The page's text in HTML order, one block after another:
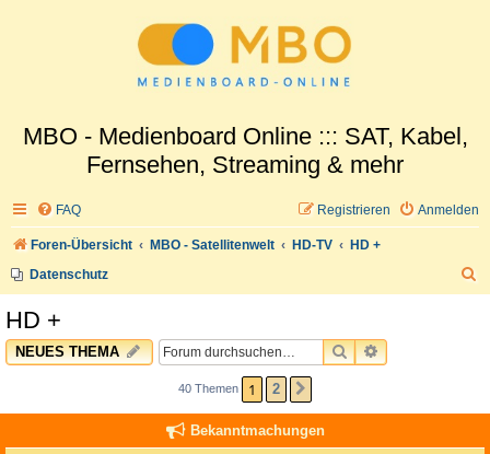
MBO - Medienboard Online ::: SAT, Kabel,
Fernsehen, Streaming & mehr
FAQ Anmelden
Registrieren
Foren-Übersicht MBO - Satellitenwelt HD-TV
HD +
Datenschutz
HD +
NEUES THEMA SUCHEERWEITERTE
40 Themen 1 2
Bekanntmachungen